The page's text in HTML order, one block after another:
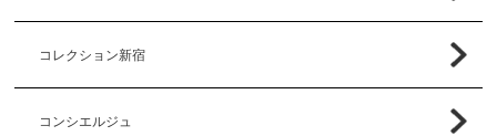
コレクション新宿
コンシエルジュ